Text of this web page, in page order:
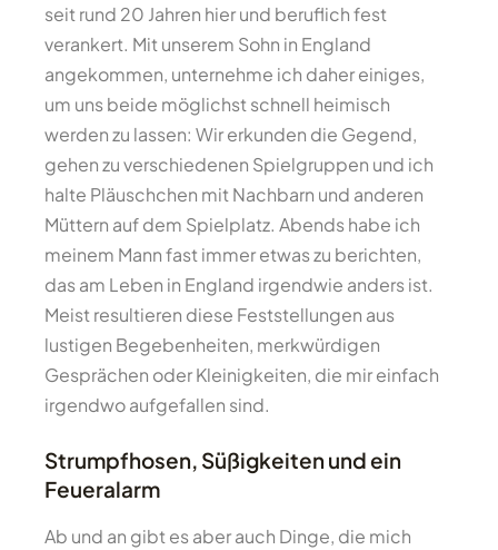
seit rund 20 Jahren hier und beruflich fest
verankert. Mit unserem Sohn in England
angekommen, unternehme ich daher einiges,
um uns beide möglichst schnell heimisch
werden zu lassen: Wir erkunden die Gegend,
gehen zu verschiedenen Spielgruppen und ich
halte Pläuschchen mit Nachbarn und anderen
Müttern auf dem Spielplatz. Abends habe ich
meinem Mann fast immer etwas zu berichten,
das am Leben in England irgendwie anders ist.
Meist resultieren diese Feststellungen aus
lustigen Begebenheiten, merkwürdigen
Gesprächen oder Kleinigkeiten, die mir einfach
irgendwo aufgefallen sind.
Strumpfhosen, Süßigkeiten und ein
Feueralarm
Ab und an gibt es aber auch Dinge, die mich